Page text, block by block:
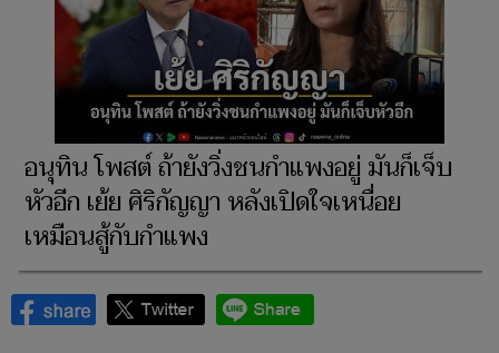
อนุทิน โพสต์ ถ้ายังวิ่งชนกำแพงอยู่ มันก็เจ็บ
หัวอีก เย้ย ศิริกัญญา หลังเปิดใจเหนื่อย
เหมือนสู้กับกำแพง